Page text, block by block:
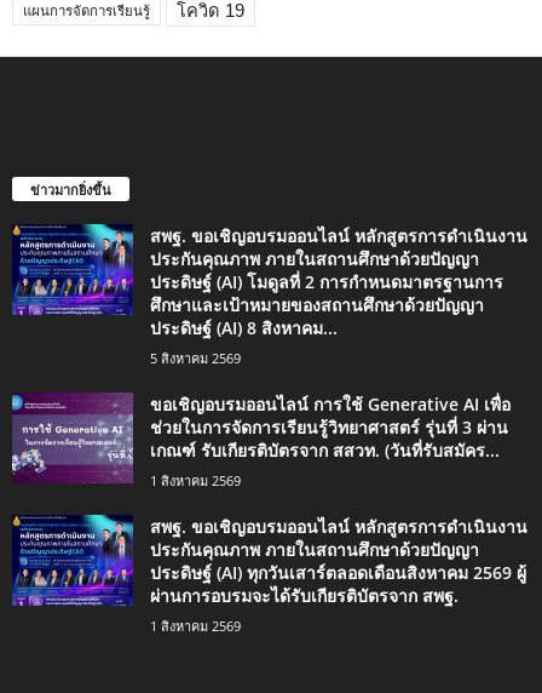
แผนการจัดการเรียนรู้ โควิด 19
ข่าวมากยิ่งขึ้น
สพฐ. ขอเชิญอบรมออนไลน์ หลักสูตรการดำเนินงาน
ประกันคุณภาพ ภายในสถานศึกษาด้วยปัญญา
ประดิษฐ์ (AI) โมดูลที่ 2 การกำหนดมาตรฐานการ
ศึกษาและเป้าหมายของสถานศึกษาด้วยปัญญา
ประดิษฐ์ (AI) 8 สิงหาคม...
5 สิงหาคม 2569
ขอเชิญอบรมออนไลน์ การใช้ Generative AI เพื่อ
ช่วยในการจัดการเรียนรู้วิทยาศาสตร์ รุ่นที่ 3 ผ่าน
เกณฑ์ รับเกียรติบัตรจาก สสวท. (วันที่รับสมัคร...
1 สิงหาคม 2569
สพฐ. ขอเชิญอบรมออนไลน์ หลักสูตรการดำเนินงาน
ประกันคุณภาพ ภายในสถานศึกษาด้วยปัญญา
ประดิษฐ์ (AI) ทุกวันเสาร์ตลอดเดือนสิงหาคม 2569 ผู้
ผ่านการอบรมจะได้รับเกียรติบัตรจาก สพฐ.
1 สิงหาคม 2569